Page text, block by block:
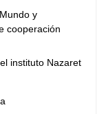
y
cooperación
instituto Nazaret